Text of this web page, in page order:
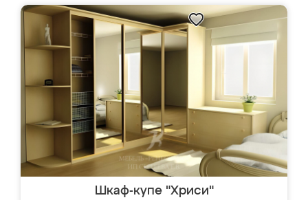
Шкаф-купе "Хриси"